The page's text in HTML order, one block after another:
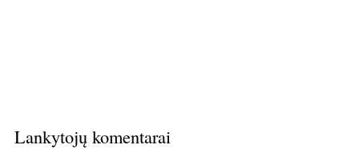
Lankytojų komentarai